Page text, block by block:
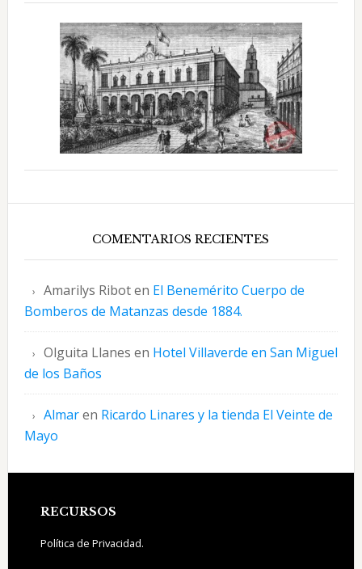
COMENTARIOS RECIENTES
Amarilys Riboten El Benemérito Cuerpo de
Bomberos de Matanzas desde 1884.
Olguita Llanes en Hotel Villaverde en San Miguel
de los Baños
Almaren Ricardo Linares y la tienda El Veinte de
Mayo
Footer
RECURSOS
Política de Privacidad.